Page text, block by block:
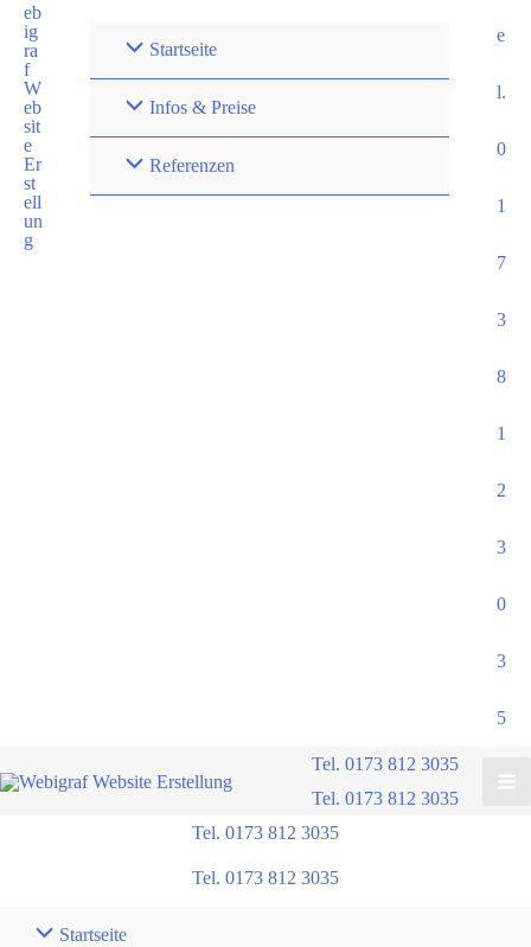
Startseite
Infos & Preise
Referenzen
e
l.
0
1
7
3
8
1
2
3
0
3
5
Tel. 0173 812 3035
Tel. 0173 812 3035
Tel. 0173 812 3035
Tel. 0173 812 3035
Startseite